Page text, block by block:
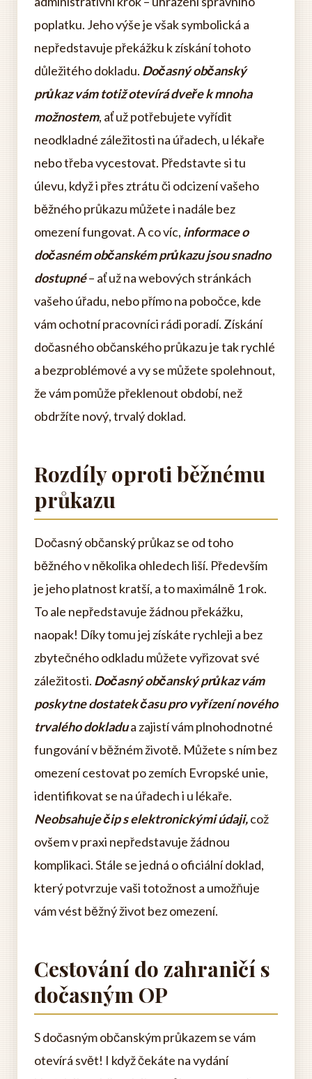
poplatku. Jeho výše je však symbolická a
nepředstavuje překážku k získání tohoto
důležitého dokladu. Dočasný občanský
průkaz vám totiž otevírá dveře k mnoha
možnostem, ať už potřebujete vyřídit
neodkladné záležitosti na úřadech, u lékaře
nebo třeba vycestovat. Představte si tu
úlevu, když i přes ztrátu či odcizení vašeho
běžného průkazu můžete i nadále bez
omezení fungovat. A co víc, informace o
dočasném občanském průkazu jsou snadno
dostupné– ať už na webových stránkách
vašeho úřadu, nebo přímo na pobočce, kde
vám ochotní pracovníci rádi poradí. Získání
dočasného občanského průkazu je tak rychlé
a bezproblémové a vy se můžete spolehnout,
že vám pomůže překlenout období, než
obdržíte nový, trvalý doklad.
Rozdíly oproti běžnému
průkazu
Dočasný občanský průkaz se od toho
běžného v několika ohledech liší. Především
je jeho platnost kratší, a to maximálně 1 rok.
To ale nepředstavuje žádnou překážku,
naopak! Díky tomu jej získáte rychleji a bez
zbytečného odkladu můžete vyřizovat své
záležitosti. Dočasný občanský průkaz vám
poskytne dostatek času pro vyřízení nového
trvalého dokladua zajistí vám plnohodnotné
fungování v běžném životě. Můžete s ním bez
omezení cestovat po zemích Evropské unie,
identifikovat se na úřadech i u lékaře.
Neobsahuje čip s elektronickými údaji,což
ovšem v praxi nepředstavuje žádnou
komplikaci. Stále se jedná o oficiální doklad,
který potvrzuje vaši totožnost a umožňuje
vám vést běžný život bez omezení.
Cestování do zahraničí s
dočasným OP
S dočasným občanským průkazem se vám
otevírá svět! I když čekáte na vydání